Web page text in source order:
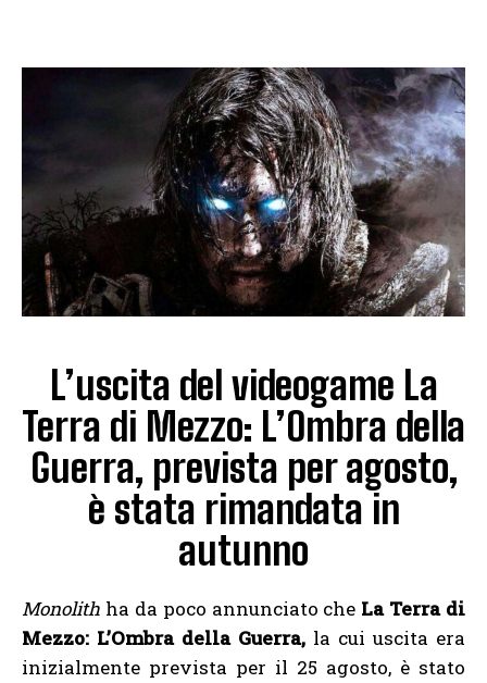
L’uscita del videogame La
Terra di Mezzo: L’Ombra della
Guerra, prevista per agosto,
è stata rimandata in
autunno
Monolith ha da poco annunciato che La Terra di
Mezzo: L’Ombra della Guerra, la cui uscita era
inizialmente prevista per il 25 agosto, è stato